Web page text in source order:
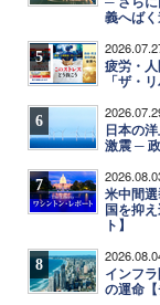
義へば
5
疲労・
「ザ・
6
日本の
激震 ─
7
米中間
国を抑
ト】
8
インフ
の運命【